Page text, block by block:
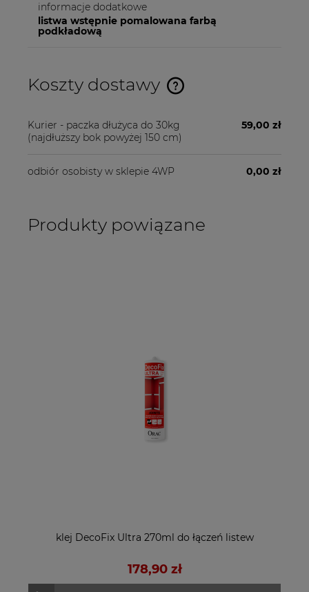
informacje dodatkowe
listwa wstępnie pomalowana farbą
podkładową
Koszty dostawy
Cena nie zawiera ewentualnych kosztów płatności
Kurier - paczka dłużyca do 30kg
(najdłuższy bok powyżej 150 cm)
59,00 zł
odbiór osobisty w sklepie 4WP 0,00 zł
Produkty powiązane
klej DecoFix Ultra 270ml do łączeń listew
178,90 zł